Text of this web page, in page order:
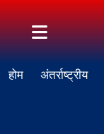
होम अंतर्राष्ट्रीय